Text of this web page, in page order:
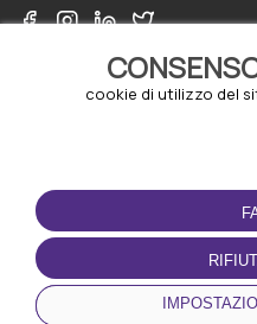
cookie di utilizzo del
CONDIZIONI D'USO
Termini e Condizioni
Politica sulla riservatezza
Gestione dei Cookie